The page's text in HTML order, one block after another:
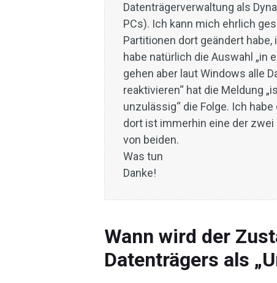
Datenträgerverwaltung als
PCs). Ich kann mich ehrlich
Partitionen dort geändert
habe natürlich die Auswahl „in
gehen aber laut Windows alle
reaktivieren“ hat die Meldung
unzulässig“ die Folge. Ich
dort ist immerhin eine der
von beiden.
Was tun
Danke!
Wann wird der
Datenträgers als